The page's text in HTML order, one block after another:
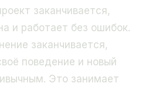
заканчивается,
и работает без ошибок.
заканчивается,
поведение и новый
Это занимает